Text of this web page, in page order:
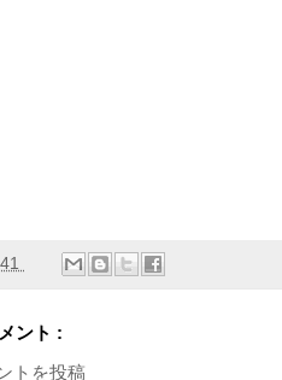
ント :
トを投稿